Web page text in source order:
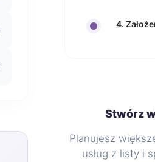
4.
Stwórz
Planujesz
usług z listy i